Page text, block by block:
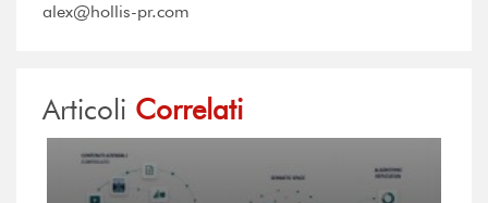
alex@hollis-pr.com
Articoli Correlati